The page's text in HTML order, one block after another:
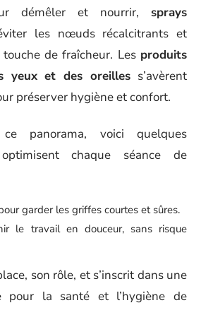
démêler et nourrir, sprays
les nœuds récalcitrants et
de fraîcheur. Les produits
yeux et des oreilles s’avèrent
préserver hygiène et confort.
panorama, voici quelques
chaque séance de
garder les griffes courtes et sûres.
le travail en douceur, sans risque
son rôle, et s’inscrit dans une
pour la santé et l’hygiène de